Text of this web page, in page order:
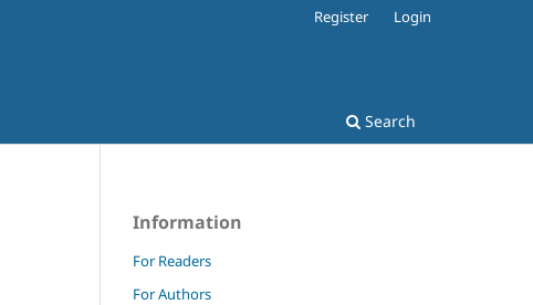
Search
Register Login
Information
For Readers
For Authors